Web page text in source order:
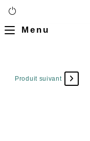
Menu
Produit suivant